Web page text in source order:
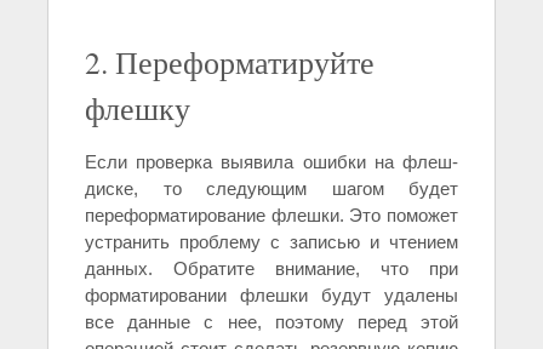
2. Переформатируйте
флешку
Если проверка выявила ошибки на флеш-
диске, то следующим шагом будет
переформатирование флешки. Это поможет
устранить проблему с записью и чтением
данных. Обратите внимание, что при
форматировании флешки будут удалены
все данные с нее, поэтому перед этой